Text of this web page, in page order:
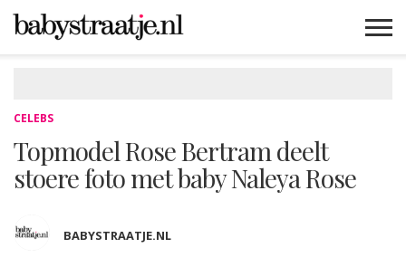
CELEBS
Topmodel Rose Bertram deelt
stoere foto met baby Naleya Rose
BABYSTRAATJE.NL